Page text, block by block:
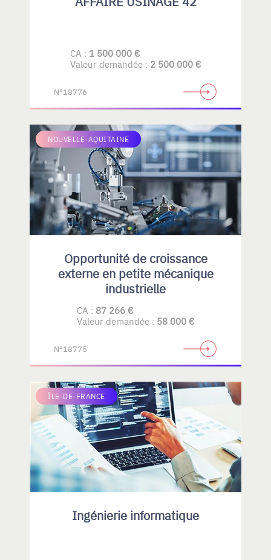
CA : 1 500 000 €
Valeur demandée : 2 500 000 €
N°18776
NOUVELLE-AQUITAINE
Opportunité de croissance
externe en petite mécanique
industrielle
CA : 87 266 €
Valeur demandée : 58 000 €
N°18775
ÎLE-DE-FRANCE
Ingénierie informatique